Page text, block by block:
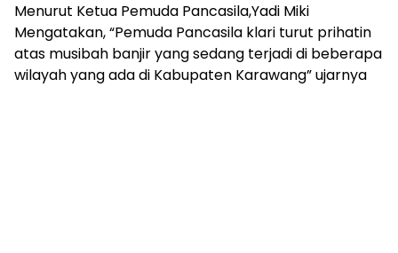
Menurut Ketua Pemuda Pancasila,Yadi Miki
Mengatakan, “Pemuda Pancasila klari turut prihatin
atas musibah banjir yang sedang terjadi di beberapa
wilayah yang ada di Kabupaten Karawang” ujarnya